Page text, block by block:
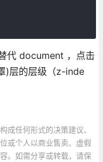
代 document ，点击
)层的层级（z-inde
成任何形式的决策建议、
或个人以商业售卖、虚假
。如需分享或转载，请保